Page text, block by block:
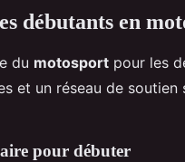
débutants en
du motosport pour les
et un réseau de
pour débuter